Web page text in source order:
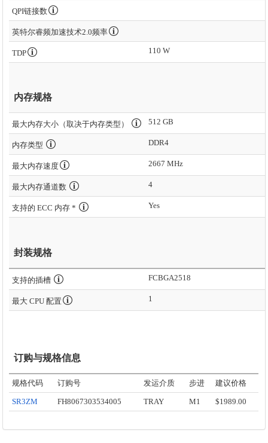
QPI链接数
英特尔睿频加速技术2.0频率
TDP 110 W
内存规格
最大内存大小（取决于内存类型） 512 GB
内存类型 DDR4
最大内存速度 2667 MHz
最大内存通道数 4
支持的 ECC 内存 * Yes
封装规格
支持的插槽 FCBGA2518
最大 CPU 配置 1
订购与规格信息
规格代码 订购号 发运介质 步进 建议价格
SR3ZM FH8067303534005 TRAY M1 $1989.00